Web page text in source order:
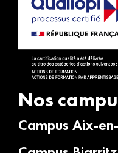
Nos
Campus Aix-